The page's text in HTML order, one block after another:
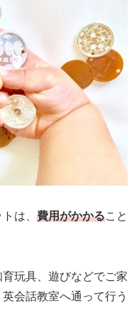
は、 費用がかかること
玩具、遊びなどでご家
会話教室へ通って行う